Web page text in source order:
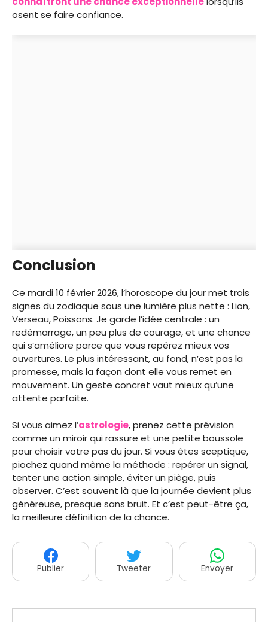
osent se faire confiance.
Conclusion
Ce mardi 10 février 2026, l’horoscope du jour met trois
signes du zodiaque sous une lumière plus nette : Lion,
Verseau, Poissons. Je garde l’idée centrale : un
redémarrage, un peu plus de courage, et une chance
qui s’améliore parce que vous repérez mieux vos
ouvertures. Le plus intéressant, au fond, n’est pas la
promesse, mais la façon dont elle vous remet en
mouvement. Un geste concret vaut mieux qu’une
attente parfaite.
Si vous aimez l’astrologie, prenez cette prévision
comme un miroir qui rassure et une petite boussole
pour choisir votre pas du jour. Si vous êtes sceptique,
piochez quand même la méthode : repérer un signal,
tenter une action simple, éviter un piège, puis
observer. C’est souvent là que la journée devient plus
généreuse, presque sans bruit. Et c’est peut-être ça,
la meilleure définition de la chance.
Publier Tweeter Envoyer